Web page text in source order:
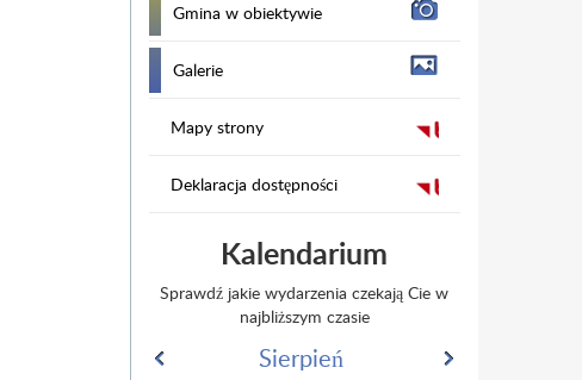
Gmina w obiektywie
Galerie
Mapy strony
Deklaracja dostępności
Kalendarium
Sprawdź jakie wydarzenia czekają Cie w
najbliższym czasie
Sierpień